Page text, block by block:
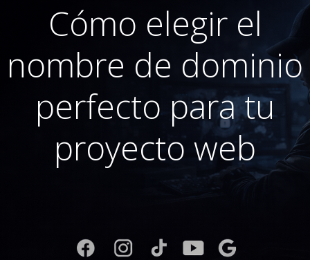
Cómo elegir el
nombre de dominio
perfecto para tu
proyecto web